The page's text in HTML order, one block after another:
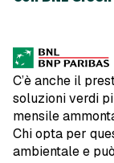
C’è anche il
soluzioni verdi
mensile
Chi opta per
ambientale e